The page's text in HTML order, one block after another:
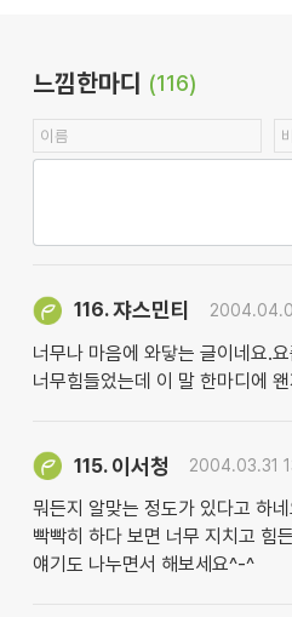
느낌한마디 (116)
116.쟈스민티
너무나 마음에 와닿는 글이네요.
너무힘들었는데 이 말 한마디에
115. 이서청 2004.03.31
뭐든지 알맞는 정도가 있다고 하
빡빡히 하다 보면 너무 지치고 힘
얘기도 나누면서 해보세요^-^